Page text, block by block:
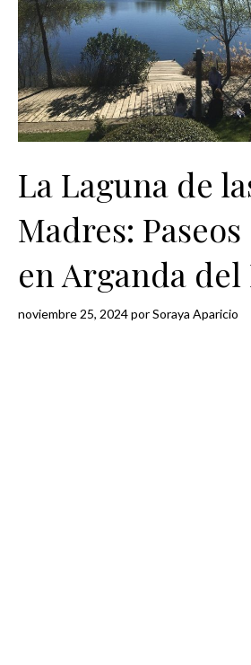
La Laguna de
Madres:
en Arganda del
noviembre 25, 2024porSoraya Aparicio